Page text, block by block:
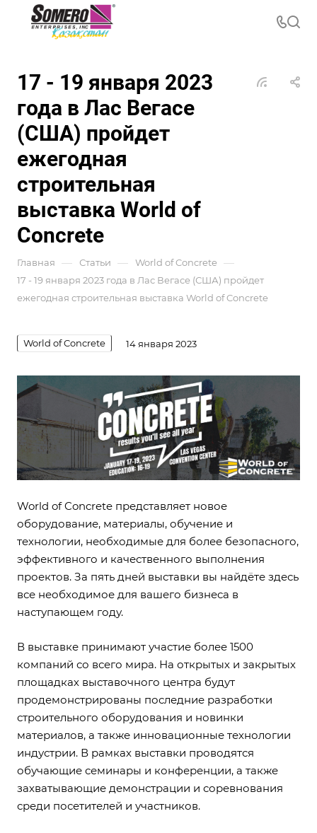
17 - 19 января 2023
года в Лас Вегасе
(США) пройдет
ежегодная
строительная
выставка World of
Concrete
Главная — Статьи — World of Concrete —
17 - 19 января 2023 года в Лас Вегасе (США) пройдет
ежегодная строительная выставка World of Concrete
World of Concrete 14 января 2023
World of Concrete представляет новое
оборудование, материалы, обучение и
технологии, необходимые для более безопасного,
эффективного и качественного выполнения
проектов. За пять дней выставки вы найдёте здесь
все необходимое для вашего бизнеса в
наступающем году.
В выставке принимают участие более 1500
компаний со всего мира. На открытых и закрытых
площадках выставочного центра будут
продемонстрированы последние разработки
строительного оборудования и новинки
материалов, а также инновационные технологии
индустрии. В рамках выставки проводятся
обучающие семинары и конференции, а также
захватывающие демонстрации и соревнования
среди посетителей и участников.